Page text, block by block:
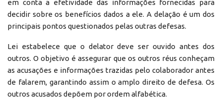
em conta a efetividade das informações fornecidas para
decidir sobre os benefícios dados a ele. A delação é um dos
principais pontos questionados pelas outras defesas.
Lei estabelece que o delator deve ser ouvido antes dos
outros. O objetivo é assegurar que os outros réus conheçam
as acusações e informações trazidas pelo colaborador antes
de falarem, garantindo assim o amplo direito de defesa. Os
outros acusados depõem por ordem alfabética.